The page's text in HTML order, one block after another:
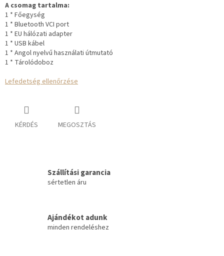
A csomag tartalma:
1 * Főegység
1 * Bluetooth VCI port
1 * EU hálózati adapter
1 * USB kábel
1 * Angol nyelvű használati útmutató
1 * Tárolódoboz
Lefedetség ellenőrzése
KÉRDÉS MEGOSZTÁS
Szállítási garancia
sértetlen áru
Ajándékot adunk
minden rendeléshez